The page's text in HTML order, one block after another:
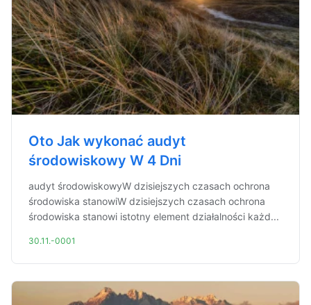
Oto Jak wykonać audyt
środowiskowy W 4 Dni
audyt środowiskowyW dzisiejszych czasach ochrona
środowiska stanowiW dzisiejszych czasach ochrona
środowiska stanowi istotny element działalności każd...
30.11.-0001